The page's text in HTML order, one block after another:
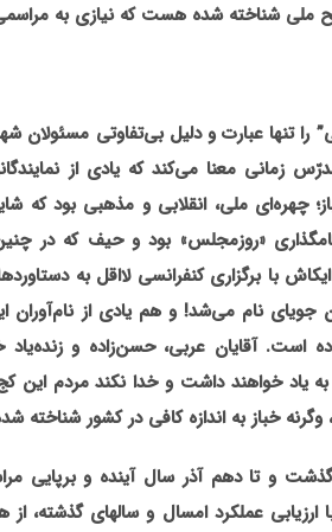
ملی شناخته شده هست که نیازی به
را تنها عبارت و دلیل بی‌تفاوتی مسئولان
زمانی معنا می‌کند که یادی از
چهره‌ای ملی، انقلابی و مذهبی بود
نامگذاری «روزمجلس» بود و حیف که در
با برگزاری کنفرانسی لااقل به
جویای نام می‌شد! و هم یادی از نام‌آوران
است. آقایان عربی، حسن‌زاده و
به یاد خواهند داشت و خدا نکند مردم
وگرنه خباز به اندازه کافی در کشور شناخته
و تا دهم آذر سال آینده و برپایی
عملکرد امسال و سال‏های گذشته،